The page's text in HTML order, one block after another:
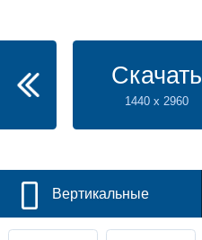
Скачать
1440 x 2960
Вертикальные